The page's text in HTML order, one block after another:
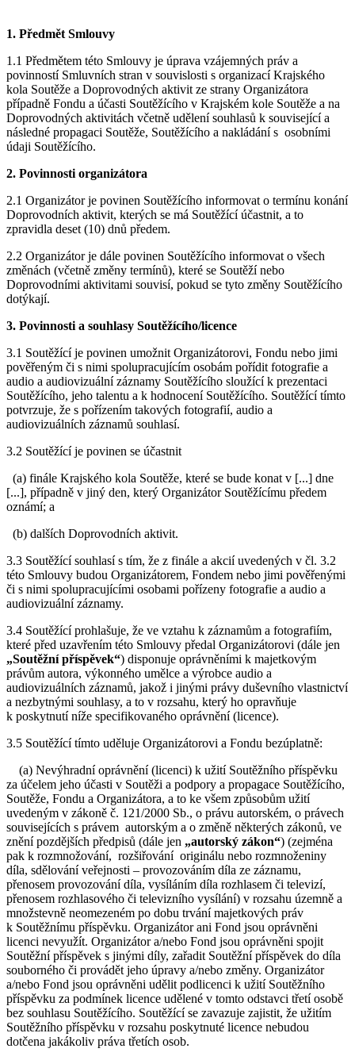
1. Předmět Smlouvy
1.1 Předmětem této Smlouvy je úprava vzájemných práv a
povinností Smluvních stran v souvislosti s organizací Krajského
kola Soutěže a Doprovodných aktivit ze strany Organizátora
případně Fondu a účasti Soutěžícího v Krajském kole Soutěže a na
Doprovodných aktivitách včetně udělení souhlasů k související a
následné propagaci Soutěže, Soutěžícího a nakládání s osobními
údaji Soutěžícího.
2. Povinnosti organizátora
2.1 Organizátor je povinen Soutěžícího informovat o termínu konání
Doprovodních aktivit, kterých se má Soutěžící účastnit, a to
zpravidla deset (10) dnů předem.
2.2 Organizátor je dále povinen Soutěžícího informovat o všech
změnách (včetně změny termínů), které se Soutěží nebo
Doprovodními aktivitami souvisí, pokud se tyto změny Soutěžícího
dotýkají.
3. Povinnosti a souhlasy Soutěžícího/licence
3.1 Soutěžící je povinen umožnit Organizátorovi, Fondu nebo jimi
pověřeným či s nimi spolupracujícím osobám pořídit fotografie a
audio a audiovizuální záznamy Soutěžícího sloužící k prezentaci
Soutěžícího, jeho talentu a k hodnocení Soutěžícího. Soutěžící tímto
potvrzuje, že s pořízením takových fotografií, audio a
audiovizuálních záznamů souhlasí.
3.2 Soutěžící je povinen se účastnit
(a) finále Krajského kola Soutěže, které se bude konat v [...] dne
[...], případně v jiný den, který Organizátor Soutěžícímu předem
oznámí; a
(b) dalších Doprovodních aktivit.
3.3 Soutěžící souhlasí s tím, že z finále a akcií uvedených v čl. 3.2
této Smlouvy budou Organizátorem, Fondem nebo jimi pověřenými
či s nimi spolupracujícími osobami pořízeny fotografie a audio a
audiovizuální záznamy.
3.4 Soutěžící prohlašuje, že ve vztahu k záznamům a fotografiím,
které před uzavřením této Smlouvy předal Organizátorovi (dále jen
„Soutěžní příspěvek“) disponuje oprávněními k majetkovým
právům autora, výkonného umělce a výrobce audio a
audiovizuálních záznamů, jakož i jinými právy duševního vlastnictví
a nezbytnými souhlasy, a to v rozsahu, který ho opravňuje
k poskytnutí níže specifikovaného oprávnění (licence).
3.5 Soutěžící tímto uděluje Organizátorovi a Fondu bezúplatně:
(a) Nevýhradní oprávnění (licenci) k užití Soutěžního příspěvku
za účelem jeho účasti v Soutěži a podpory a propagace Soutěžícího,
Soutěže, Fondu a Organizátora, a to ke všem způsobům užití
uvedeným v zákoně č. 121/2000 Sb., o právu autorském, o právech
souvisejících s právem autorským a o změně některých zákonů, ve
znění pozdějších předpisů (dále jen „autorský zákon“) (zejména
pak k rozmnožování, rozšiřování originálu nebo rozmnoženiny
díla, sdělování veřejnosti – provozováním díla ze záznamu,
přenosem provozování díla, vysíláním díla rozhlasem či televizí,
přenosem rozhlasového či televizního vysílání) v rozsahu územně a
množstevně neomezeném po dobu trvání majetkových práv
k Soutěžnímu příspěvku. Organizátor ani Fond jsou oprávněni
licenci nevyužít. Organizátor a/nebo Fond jsou oprávněni spojit
Soutěžní příspěvek s jinými díly, zařadit Soutěžní příspěvek do díla
souborného či provádět jeho úpravy a/nebo změny. Organizátor
a/nebo Fond jsou oprávněni udělit podlicenci k užití Soutěžního
příspěvku za podmínek licence udělené v tomto odstavci třetí osobě
bez souhlasu Soutěžícího. Soutěžící se zavazuje zajistit, že užitím
Soutěžního příspěvku v rozsahu poskytnuté licence nebudou
dotčena jakákoliv práva třetích osob.